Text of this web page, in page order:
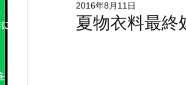
夏物衣料最終
2016年8月11日
！